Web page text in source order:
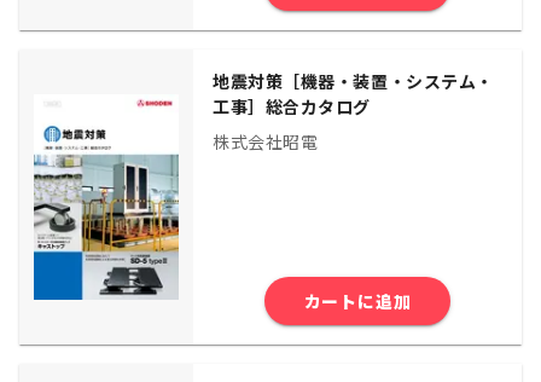
地震対策［機器・装置・システム・
工事］総合カタログ
株式会社昭電
カートに追加